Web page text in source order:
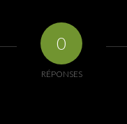
0
RÉPONSES